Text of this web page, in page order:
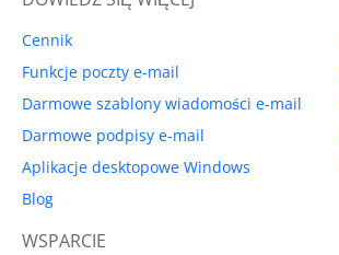
Cennik
Funkcje poczty e-mail
Darmowe szablony wiadomości e-mail
Darmowe podpisy e-mail
Aplikacje desktopowe Windows
Blog
WSPARCIE